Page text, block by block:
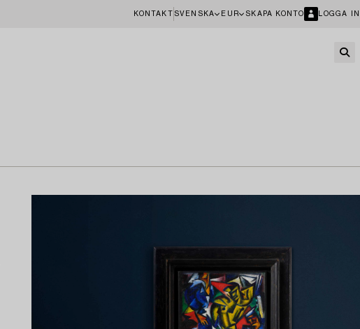
KONTAKT SVENSKA EUR SKAPA KONTO LOGGA IN